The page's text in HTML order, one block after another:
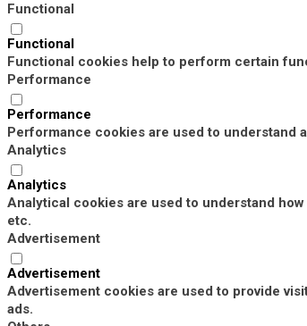
Functional
Functional
Functional cookies help to perform certain
Performance
Performance
Performance cookies are used to understand
Analytics
Analytics
Analytical cookies are used to understand
etc.
Advertisement
Advertisement
Advertisement cookies are used to provide
ads.